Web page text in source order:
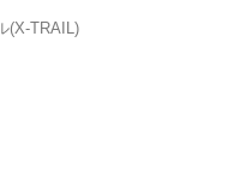
(X-TRAIL)